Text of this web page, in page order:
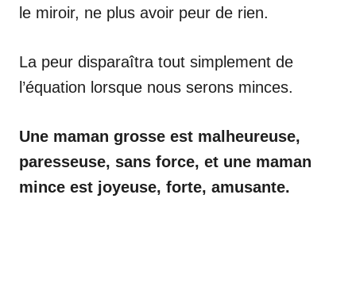
le miroir, ne plus avoir peur de rien.
La peur disparaîtra tout simplement de
l’équation lorsque nous serons minces.
Une maman grosse est malheureuse,
paresseuse, sans force, et une maman
mince est joyeuse, forte, amusante.